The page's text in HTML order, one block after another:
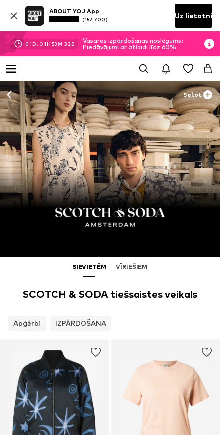
ABOUT YOU App
(152 700) Uz lietotni
01D. 01H 53M 30 S
Vasaras izpārdošanas noslēgums:
Piedāvājumi ar atlaidi līdz 60%
Sekot
SIEVIETĒM VĪRIEŠIEM
SCOTCH & SODA tiešsaistes veikals
Apģērbi IZPĀRDOŠANA